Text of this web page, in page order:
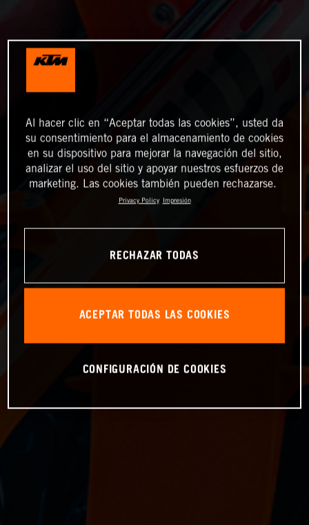
Al hacer clic en “Aceptar todas las cookies”, usted da
su consentimiento para el almacenamiento de cookies
en su dispositivo para mejorar la navegación del sitio,
analizar el uso del sitio y apoyar nuestros esfuerzos de
marketing. Las cookies también pueden rechazarse.
Privacy Policy Impresión
RECHAZAR TODAS
ACEPTAR TODAS LAS COOKIES
CONFIGURACIÓN DE COOKIES